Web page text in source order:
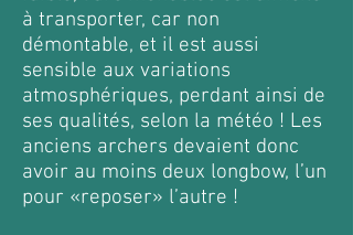
à transporter, car non
démontable, et il est aussi
sensible aux variations
atmosphériques, perdant ainsi de
ses qualités, selon la météo ! Les
anciens archers devaient donc
avoir au moins deux longbow, l’un
pour «reposer» l’autre !